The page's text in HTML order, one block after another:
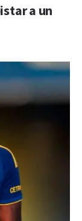
a un